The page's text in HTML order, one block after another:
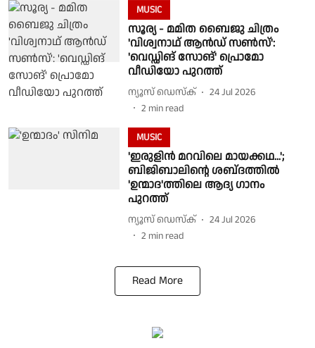
MUSIC
സൂര്യ - മമിത ബൈജു ചിത്രം
'വിശ്വനാഥ് ആൻഡ് സൺസ്':
'വെഡ്ഡിങ് സോങ്' പ്രൊമോ
വീഡിയോ പുറത്ത്
ന്യൂസ് ഡെസ്ക്
24 Jul 2026
2 min read
MUSIC
'ഇരുളിൻ മറവിലെ മായക്കഥ...';
ബിജിബാലിന്റെ ശബ്‍ദത്തിൽ
'ഉന്മാദ'ത്തിലെ ആദ്യ ഗാനം
പുറത്ത്
ന്യൂസ് ഡെസ്ക്
24 Jul 2026
2 min read
Read More